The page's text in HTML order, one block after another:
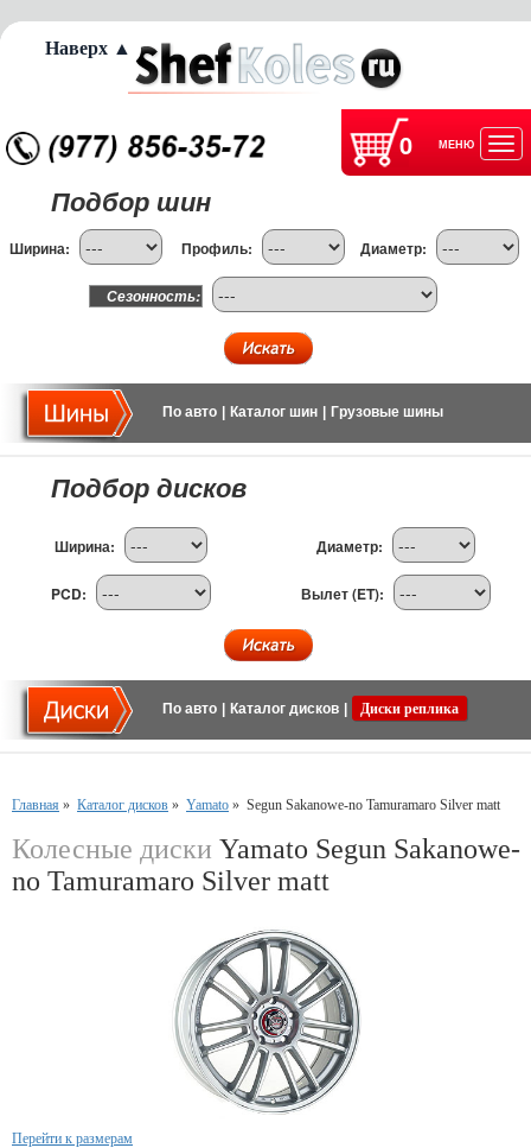
0 МЕНЮ
Подбор шин
Ширина: Профиль: Диаметр:
Сезонность:
По авто Каталог шин Грузовые шины
Подбор дисков
Ширина: Диаметр:
PCD: Вылет (ET):
По авто Каталог дисков Диски реплика
Главная » Каталог дисков » Yamato » Segun Sakanowe-no Tamuramaro Silver matt
Колесные диски Yamato Segun Sakanowe-
no Tamuramaro Silver matt
Перейти к размерам
Наверх ▲